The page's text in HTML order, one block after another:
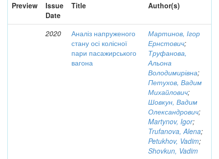
Preview
Issue
Date
Title Author(s)
2020
Аналіз напруженого
стану осі колісної
пари пасажирського
вагона
Мартинов, Ігор
Ернстович;
Труфанова,
Альона
Володимирівна;
Петухов, Вадим
Михайлович;
Шовкун, Вадим
Олександрович;
Martynov, Igor;
Trufanova, Alena;
Petukhov, Vadim;
Shovkun, Vadim